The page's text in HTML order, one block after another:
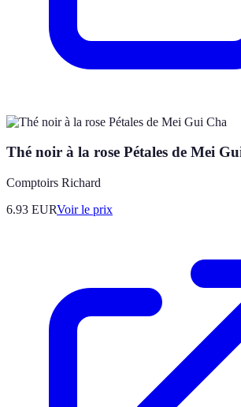
Thé noir à la rose Pétales de Mei
Comptoirs Richard
6.93 EURVoir le prix